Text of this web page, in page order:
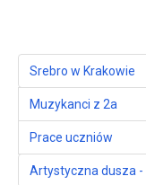
Srebro w Krakowie
Muzykanci z 2a
Prace uczniów
Artystyczna dusza -